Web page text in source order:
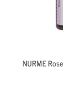
NURME